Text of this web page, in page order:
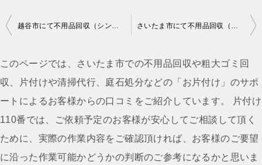
投
ナ
ビ
ゲ
ー
シ
ョ
このページでは、さいたま市での不用品回収や粗大ゴミ回
収、片付けや清掃代行、庭石処分などの「お片付け」のサポ
ートによるお客様からの口コミをご紹介しています。 片付け
110番では、ご依頼予定のお客様が安心してご相談して頂く
ために、実際の作業内容をご確認頂ければ、お客様のご要望
に沿った作業可能かどうかの判断のご参考になるかと思いま